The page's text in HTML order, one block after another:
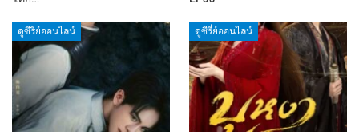
ดูซีรี่ย์ออนไลน์ ดูซีรี่ย์ออนไลน์